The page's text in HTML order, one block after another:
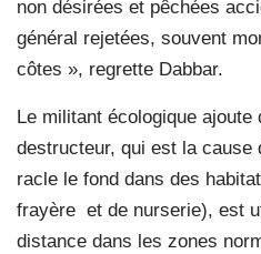
non désirées et pêchées
général rejetées, souvent
côtes », regrette Dabbar.
Le militant écologique
destructeur, qui est la cause
racle le fond dans des
frayère et de nurserie), est
distance dans les zones